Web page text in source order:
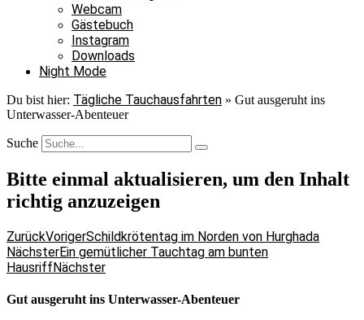
Webcam
Gästebuch
Instagram
Downloads
Night Mode
Du bist hier: Tägliche Tauchausfahrten » Gut ausgeruht ins
Unterwasser-Abenteuer
Suche
Bitte einmal aktualisieren, um den Inhalt
richtig anzuzeigen
ZurückVorigerSchildkrötentag im Norden von Hurghada
NächsterEin gemütlicher Tauchtag am bunten
HausriffNächster
Gut ausgeruht ins Unterwasser-Abenteuer